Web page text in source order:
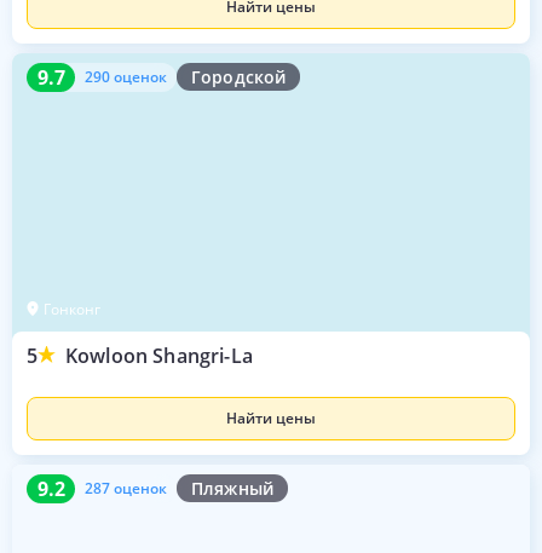
Найти цены
9.7 290 оценок Городской
Гонконг
5 Kowloon Shangri-La
9.7 290 оценок
Найти цены
9.2 287 оценок Пляжный
9.2 287 оценок